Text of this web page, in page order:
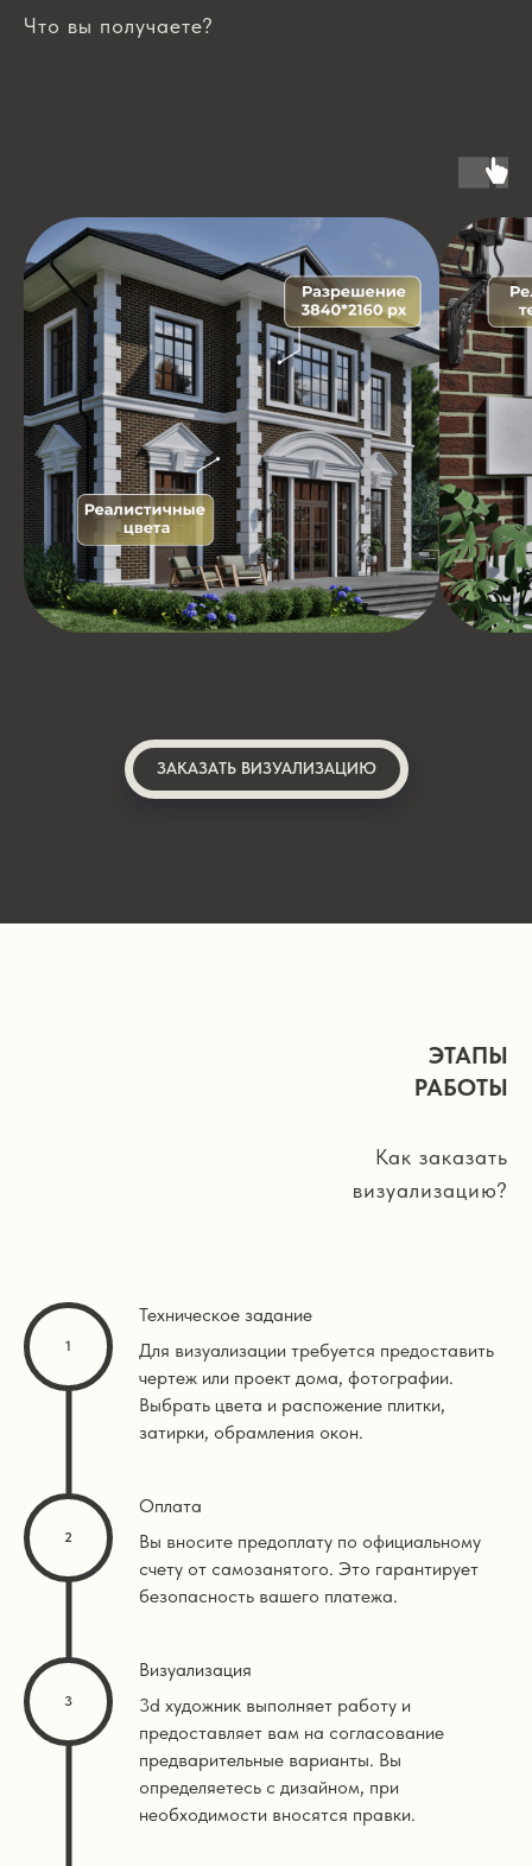
Что вы получаете?
ЗАКАЗАТЬ ВИЗУАЛИЗАЦИЮ
ЭТАПЫ
РАБОТЫ
Как заказать
визуализацию?
Техническое задание
Для визуализации требуется предоставить
чертеж или проект дома, фотографии.
Выбрать цвета и распожение плитки,
затирки, обрамления окон.
Оплата
Вы вносите предоплату по официальному
счету от самозанятого. Это гарантирует
безопасность вашего платежа.
Визуализация
3d художник выполняет работу и
предоставляет вам на согласование
предварительные варианты. Вы
определяетесь с дизайном, при
необходимости вносятся правки.